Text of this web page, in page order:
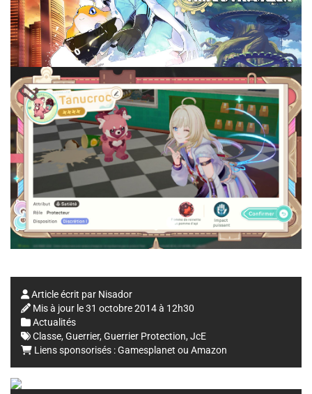
Article écrit par Nisador
Mis à jour le31 octobre 2014 à 12h30
Actualités
Classe, Guerrier, Guerrier Protection, JcE
Liens sponsorisés :Gamesplanet ou Amazon